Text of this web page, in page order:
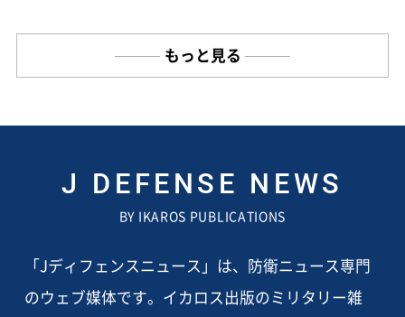
もっと見る
J DEFENSE NEWS
BY IKAROS PUBLICATIONS
「Jディフェンスニュース」は、防衛ニュース専門
のウェブ媒体です。イカロス出版のミリタリー雑